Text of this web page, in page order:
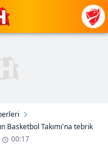
Basketbol Takımı'na tebrik
00:17